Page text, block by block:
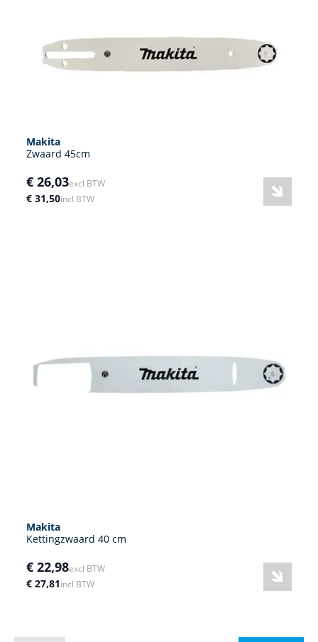
Makita
Zwaard 45cm
€ 26,03excl BTW
€ 31,50incl BTW
Makita
Kettingzwaard 40 cm
€ 22,98excl BTW
€ 27,81incl BTW